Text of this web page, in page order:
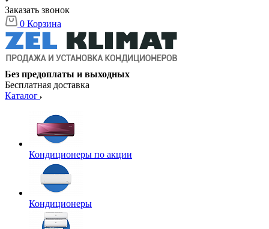
Заказать звонок
0 Корзина
Без предоплаты и выходных
Бесплатная доставка
Каталог
Кондиционеры по акции
Кондиционеры